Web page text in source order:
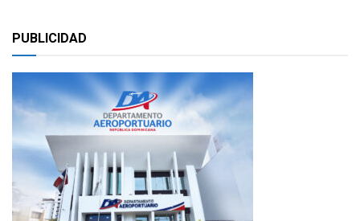
PUBLICIDAD